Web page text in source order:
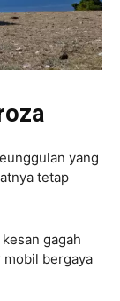
yang
tetap
gagah
bergaya